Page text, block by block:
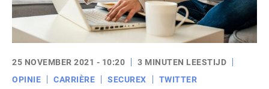
25 NOVEMBER 2021 - 10:20
3 MINUTEN LEESTIJD
OPINIE
CARRIÈRE SECUREX TWITTER